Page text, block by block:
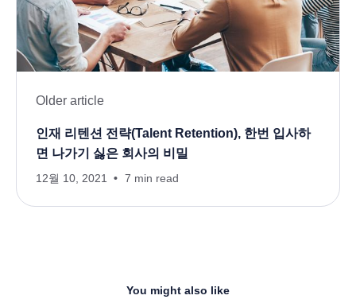
Older article
인재 리텐션 전략(Talent Retention), 한번 입사하
면 나가기 싫은 회사의 비밀
12월 10, 2021 7 min read
You might also like